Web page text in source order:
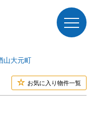
山大元町
お気に入り物件一覧